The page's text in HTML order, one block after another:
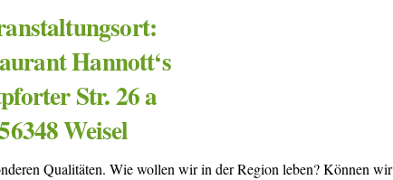
Hannott‘s
Str. 26 a
Weisel
Qualitäten. Wie wollen wir in der Region leben? Können wir